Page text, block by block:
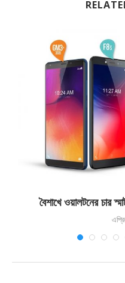
বৈশাখে ওয়ালটনের চার